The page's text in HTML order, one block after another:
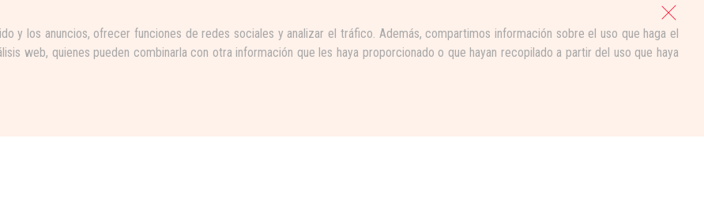
y los anuncios, ofrecer funciones de redes sociales y analizar el tráfico. Además, compartimos información sobre el uso que haga el
web, quienes pueden combinarla con otra información que les haya proporcionado o que hayan recopilado a partir del uso que haya